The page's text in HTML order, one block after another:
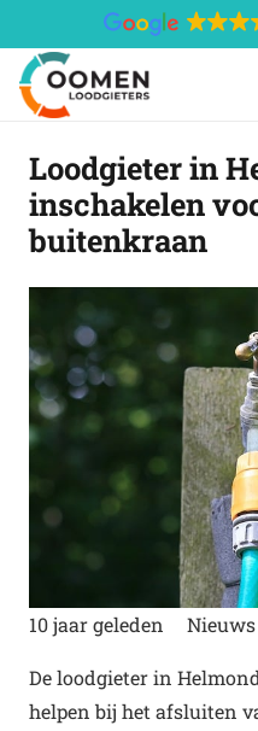
Loodgieter in
inschakelen
buitenkraan
10 jaar geleden Nieuws
De loodgieter in
helpen bij het afsluiten